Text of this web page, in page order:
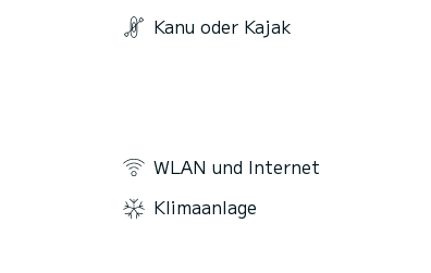
Kanu oder Kajak
WLAN und Internet
Klimaanlage